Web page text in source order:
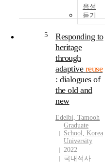
achievement of
these goals. One of
the challenges
researchers face is
obtaining
sufficient
knowledge about
data and the
context of data
creation to make a
decision to reuse
research. In this
dissertation, I
report on a mixed
methods study to
investigate how
음성
듣기
5
Responding to
heritage
through
adaptive reuse
: dialogues of
the old and
new
Edelbi, Tamooh
Graduate
School, Korea
University
2022
국내석사